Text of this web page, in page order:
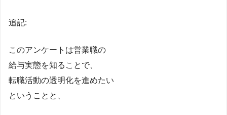
追記:
このアンケートは営業職の
給与実態を知ることで、
転職活動の透明化を進めたい
ということと、